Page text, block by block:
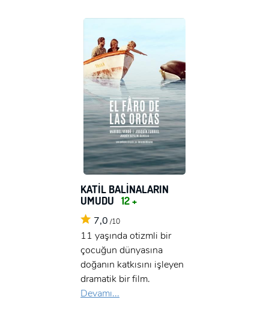
KATİL BALİNALARIN
UMUDU 12 +
7,0 /10
11 yaşında otizmli bir
çocuğun dünyasına
doğanın katkısını işleyen
dramatik bir film.
Devamı...